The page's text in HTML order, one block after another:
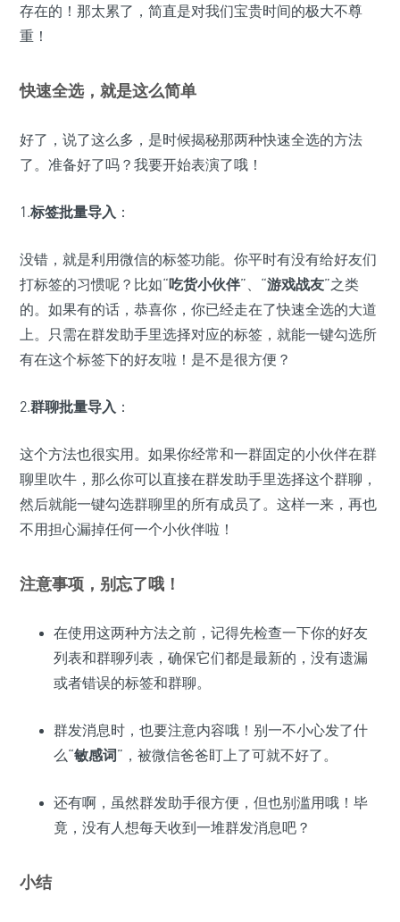
存在的！那太累了，简直是对我们宝贵时间的极大不尊
重！
快速全选，就是这么简单
好了，说了这么多，是时候揭秘那两种快速全选的方法
了。准备好了吗？我要开始表演了哦！
1.标签批量导入 ：
没错，就是利用微信的标签功能。你平时有没有给好友们
打标签的习惯呢？比如“吃货小伙伴”、“游戏战友”之类
的。如果有的话，恭喜你，你已经走在了快速全选的大道
上。只需在群发助手里选择对应的标签，就能一键勾选所
有在这个标签下的好友啦！是不是很方便？
2.群聊批量导入 ：
这个方法也很实用。如果你经常和一群固定的小伙伴在群
聊里吹牛，那么你可以直接在群发助手里选择这个群聊，
然后就能一键勾选群聊里的所有成员了。这样一来，再也
不用担心漏掉任何一个小伙伴啦！
注意事项，别忘了哦！
在使用这两种方法之前，记得先检查一下你的好友
列表和群聊列表，确保它们都是最新的，没有遗漏
或者错误的标签和群聊。
群发消息时，也要注意内容哦！别一不小心发了什
么“敏感词”，被微信爸爸盯上了可就不好了。
还有啊，虽然群发助手很方便，但也别滥用哦！毕
竟，没有人想每天收到一堆群发消息吧？
小结